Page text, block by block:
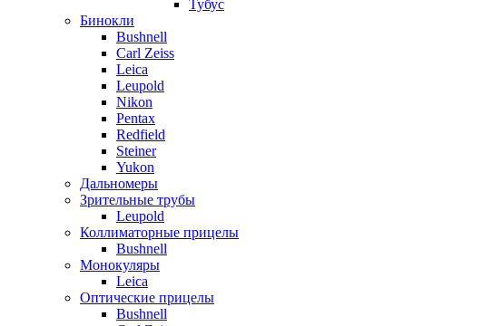
Тубус
Бинокли
Bushnell
Carl Zeiss
Leica
Leupold
Nikon
Pentax
Redfield
Steiner
Yukon
Дальномеры
Зрительные трубы
Leupold
Коллиматорные прицелы
Bushnell
Монокуляры
Leica
Оптические прицелы
Bushnell